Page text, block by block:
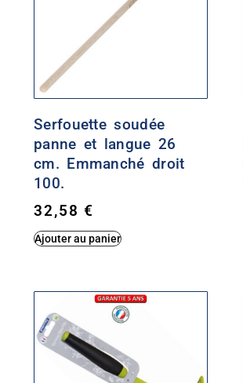
Serfouette soudée
panne et langue 26
cm. Emmanché droit
100.
32,58€
Ajouter au panier